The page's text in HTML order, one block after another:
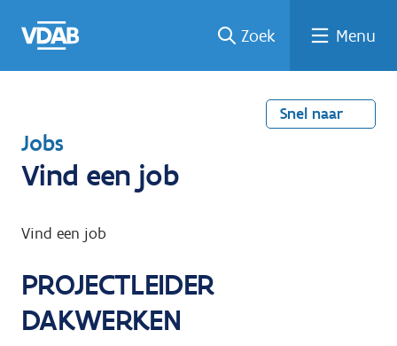
naar
een
een
job
naar
Zoek Menu
Snel naar
T
e
u
n
a
Jobs
Vind een job
Vind een job
PROJECTLEIDER
DAKWERKEN